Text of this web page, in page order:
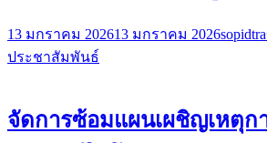
13 มกราคม 202613 มกราคม 2026sopidtra
ประชาสัมพันธ์
จัดการซ้อมแผนเผชิญเหตุก